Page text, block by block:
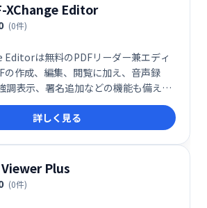
XChange Editor
(0件)
Editorは無料のPDFリーダー兼エディ
の作成、編集、閲覧に加え、音声録
調表示、署名追加などの機能も備えて
学式文字認識(OCR)機能は、スキャン
スト検索可能なPDFに変換できる優れ
でのPDF活用に最適なツールです。
詳しく見る
Plus
(0件)